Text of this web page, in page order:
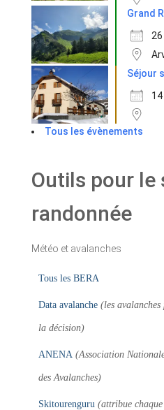
Grand
Séjour
Tous les évènements
Outils pour le
randonnée
Météo et avalanches
Tous les BERA
Data avalanche (les avalanches
la décision)
ANENA (Association
des Avalanches)
Skitourenguru (attribue